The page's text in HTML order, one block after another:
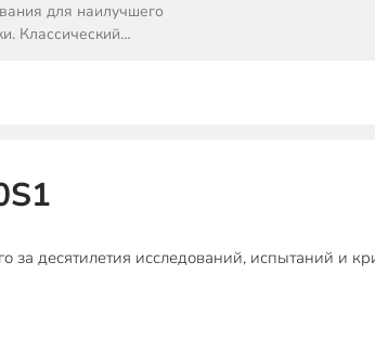
для наилучшего
Классический…
за десятилетия исследований, испытаний и